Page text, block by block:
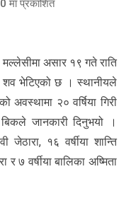
मा प्रकाशित
असार १९ गते राति
शव भेटिएको छ । स्थानीयले
अवस्थामा २० वर्षिया गिरी
जानकारी दिनुभयो ।
जेठारा, १६ वर्षीया शान्ति
र ७ वर्षीया बालिका अष्मिता